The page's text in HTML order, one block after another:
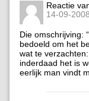
Reactie
14-09-
Die omschrijving:
bedoeld om het
wat te
inderdaad het is
eerlijk man vindt